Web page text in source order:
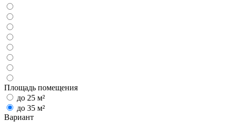
Площадь помещения
до 25 м²
до 35 м²
Вариант